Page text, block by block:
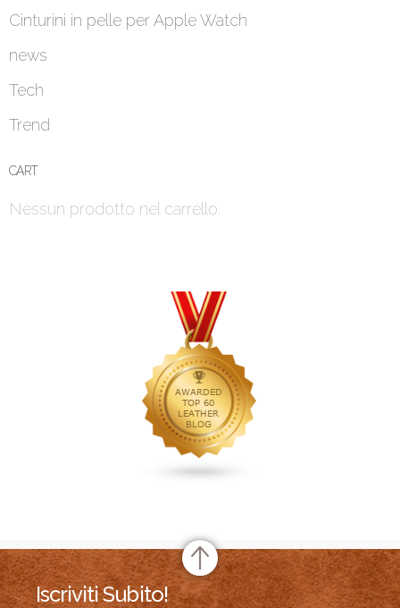
Cinturini in pelle per Apple Watch
news
Tech
Trend
CART
Nessun prodotto nel carrello.
Iscriviti Subito!